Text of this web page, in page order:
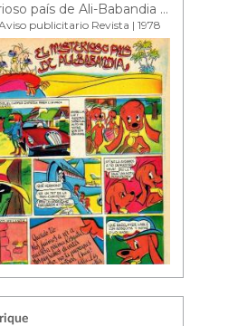
El misterioso país de Ali-Babandia ep. 2
publicitario Revista | 1978